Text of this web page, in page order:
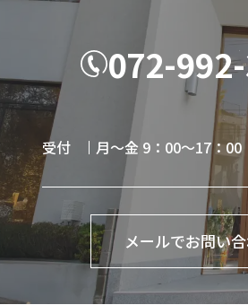
072-
受付 月～金 9：00～17：00
メールでお問い